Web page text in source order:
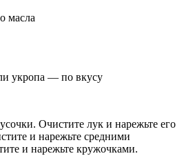
масла
укропа — по вкусу
Очистите лук и нарежьте его
и нарежьте средними
и нарежьте кружочками.